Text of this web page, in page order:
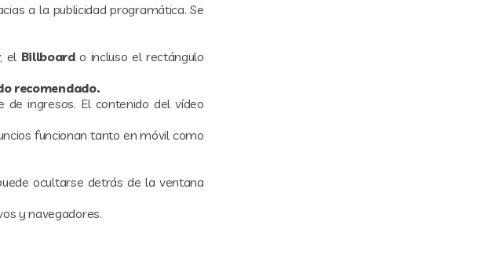
a la publicidad programática. Se
, el Billboardo incluso el rectángulo
recomendado.
ingresos. El contenido del vídeo
funcionan tanto en móvil como
ocultarse detrás de la ventana
y navegadores.